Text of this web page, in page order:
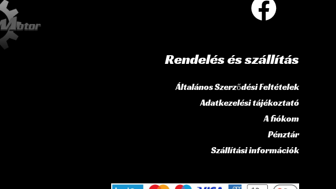
Rendelés és szállítás
Általános Szerződési Feltételek
Adatkezelési tájékoztató
A fiókom
Pénztár
Szállítási információk